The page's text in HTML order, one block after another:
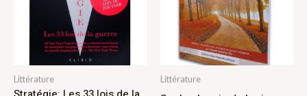
Littérature Littérature